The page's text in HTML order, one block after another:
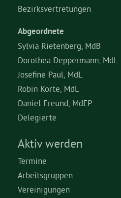
Bezirksvertretungen
Abgeordnete
Sylvia Rietenberg, MdB
Dorothea Deppermann, MdL
Josefine Paul, MdL
Robin Korte, MdL
Daniel Freund, MdEP
Delegierte
Aktiv werden
Termine
Arbeitsgruppen
Vereinigungen